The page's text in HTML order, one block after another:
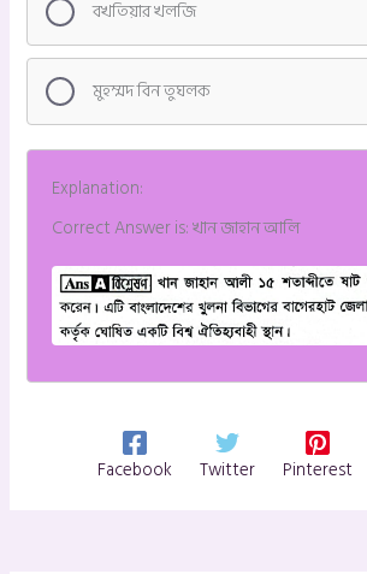
বখতিয়ার খলজি
মুহম্মদ বিন তুঘলক
Explanation:
Correct Answer is: খান জাহান আলি
Facebook Twitter Pinterest